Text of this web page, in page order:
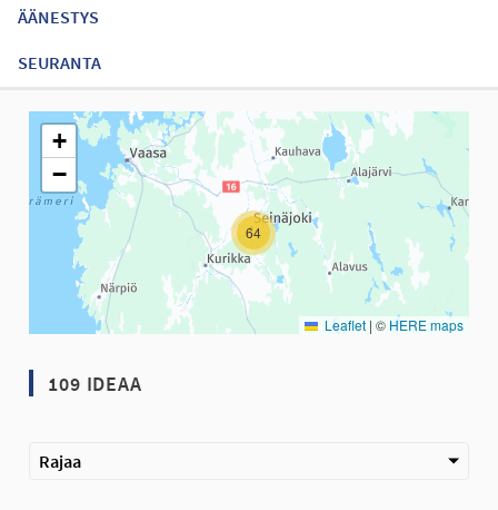
ÄÄNESTYS
SEURANTA
Seuraavassa elementissä on kartta, joka esittää tämän
64
+
−
Leaflet | © HERE maps
109 IDEAA
Rajaa